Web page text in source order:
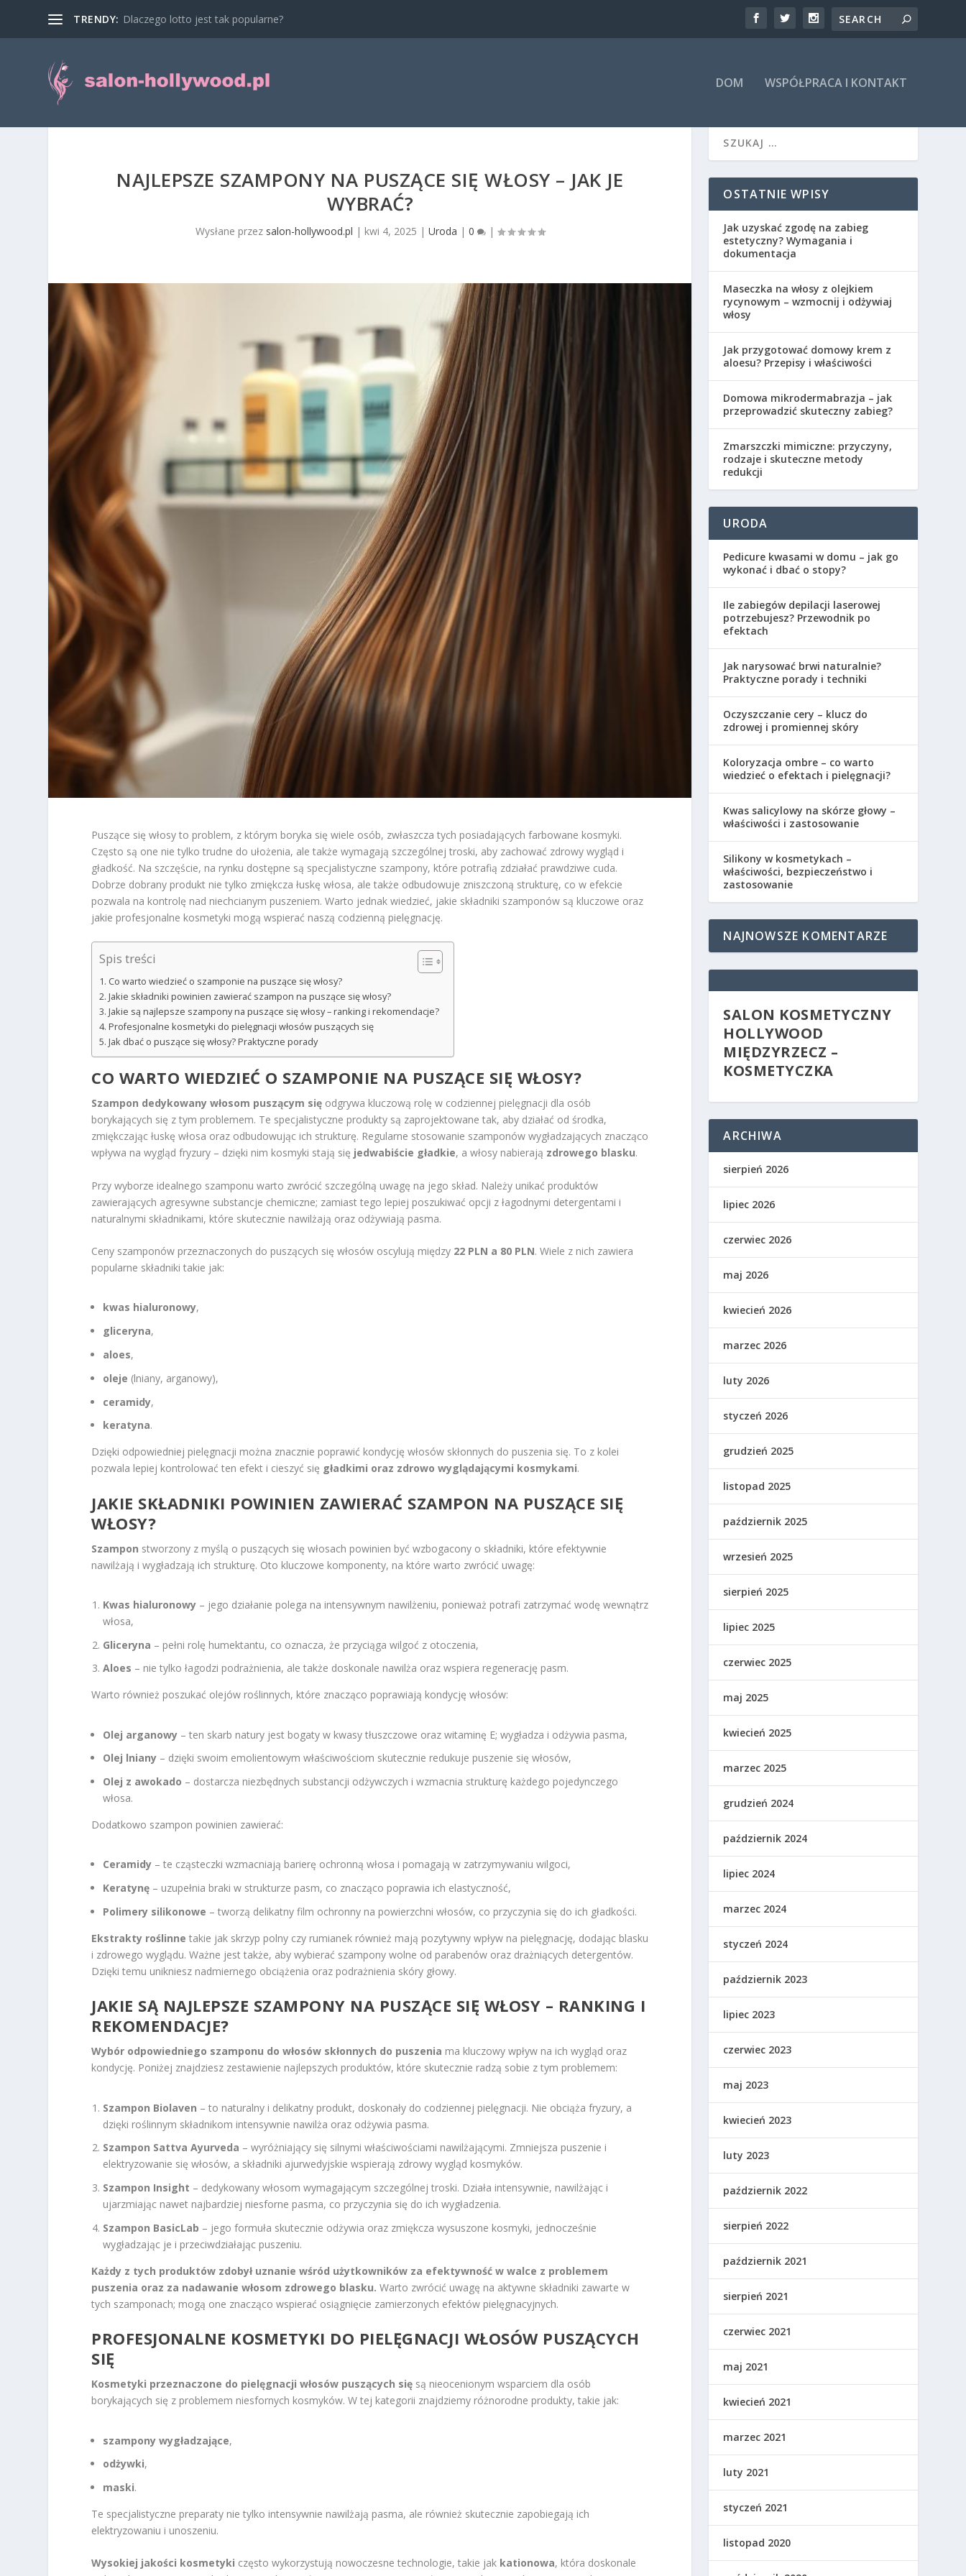
TRENDY: Dlaczego lotto jest tak popularne?
DOM WSPÓŁPRACA I KONTAKT
NAJLEPSZE SZAMPONY NA PUSZĄCE SIĘ WŁOSY – JAK JE
WYBRAĆ?
Wysłane przez salon-hollywood.pl | kwi 4, 2025 | Uroda | 0 |
Puszące się włosy to problem, z którym boryka się wiele osób, zwłaszcza tych posiadających farbowane kosmyki.
Często są one nie tylko trudne do ułożenia, ale także wymagają szczególnej troski, aby zachować zdrowy wygląd i
gładkość. Na szczęście, na rynku dostępne są specjalistyczne szampony, które potrafią zdziałać prawdziwe cuda.
Dobrze dobrany produkt nie tylko zmiękcza łuskę włosa, ale także odbudowuje zniszczoną strukturę, co w efekcie
pozwala na kontrolę nad niechcianym puszeniem. Warto jednak wiedzieć, jakie składniki szamponów są kluczowe oraz
jakie profesjonalne kosmetyki mogą wspierać naszą codzienną pielęgnację.
Spis treści
Co warto wiedzieć o szamponie na puszące się włosy?
Jakie składniki powinien zawierać szampon na puszące się włosy?
Jakie są najlepsze szampony na puszące się włosy – ranking i rekomendacje?
Profesjonalne kosmetyki do pielęgnacji włosów puszących się
Jak dbać o puszące się włosy? Praktyczne porady
CO WARTO WIEDZIEĆ O SZAMPONIE NA PUSZĄCE SIĘ WŁOSY?
Szampon dedykowany włosom puszącym się odgrywa kluczową rolę w codziennej pielęgnacji dla osób
borykających się z tym problemem. Te specjalistyczne produkty są zaprojektowane tak, aby działać od środka,
zmiękczając łuskę włosa oraz odbudowując ich strukturę. Regularne stosowanie szamponów wygładzających znacząco
wpływa na wygląd fryzury – dzięki nim kosmyki stają się jedwabiście gładkie, a włosy nabierają zdrowego blasku.
Przy wyborze idealnego szamponu warto zwrócić szczególną uwagę na jego skład. Należy unikać produktów
zawierających agresywne substancje chemiczne; zamiast tego lepiej poszukiwać opcji z łagodnymi detergentami i
naturalnymi składnikami, które skutecznie nawilżają oraz odżywiają pasma.
Ceny szamponów przeznaczonych do puszących się włosów oscylują między 22 PLN a 80 PLN. Wiele z nich zawiera
popularne składniki takie jak:
kwas hialuronowy,
gliceryna,
aloes,
oleje (lniany, arganowy),
ceramidy,
keratyna.
Dzięki odpowiedniej pielęgnacji można znacznie poprawić kondycję włosów skłonnych do puszenia się. To z kolei
pozwala lepiej kontrolować ten efekt i cieszyć się gładkimi oraz zdrowo wyglądającymi kosmykami.
JAKIE SKŁADNIKI POWINIEN ZAWIERAĆ SZAMPON NA PUSZĄCE SIĘ
WŁOSY?
Szampon stworzony z myślą o puszących się włosach powinien być wzbogacony o składniki, które efektywnie
nawilżają i wygładzają ich strukturę. Oto kluczowe komponenty, na które warto zwrócić uwagę:
Kwas hialuronowy – jego działanie polega na intensywnym nawilżeniu, ponieważ potrafi zatrzymać wodę wewnątrz
włosa,
Gliceryna – pełni rolę humektantu, co oznacza, że przyciąga wilgoć z otoczenia,
Aloes – nie tylko łagodzi podrażnienia, ale także doskonale nawilża oraz wspiera regenerację pasm.
Warto również poszukać olejów roślinnych, które znacząco poprawiają kondycję włosów:
Olej arganowy – ten skarb natury jest bogaty w kwasy tłuszczowe oraz witaminę E; wygładza i odżywia pasma,
Olej lniany – dzięki swoim emolientowym właściwościom skutecznie redukuje puszenie się włosów,
Olej z awokado – dostarcza niezbędnych substancji odżywczych i wzmacnia strukturę każdego pojedynczego
włosa.
Dodatkowo szampon powinien zawierać:
Ceramidy – te cząsteczki wzmacniają barierę ochronną włosa i pomagają w zatrzymywaniu wilgoci,
Keratynę – uzupełnia braki w strukturze pasm, co znacząco poprawia ich elastyczność,
Polimery silikonowe – tworzą delikatny film ochronny na powierzchni włosów, co przyczynia się do ich gładkości.
Ekstrakty roślinne takie jak skrzyp polny czy rumianek również mają pozytywny wpływ na pielęgnację, dodając blasku
i zdrowego wyglądu. Ważne jest także, aby wybierać szampony wolne od parabenów oraz drażniących detergentów.
Dzięki temu unikniesz nadmiernego obciążenia oraz podrażnienia skóry głowy.
JAKIE SĄ NAJLEPSZE SZAMPONY NA PUSZĄCE SIĘ WŁOSY – RANKING I
REKOMENDACJE?
Wybór odpowiedniego szamponu do włosów skłonnych do puszenia ma kluczowy wpływ na ich wygląd oraz
kondycję. Poniżej znajdziesz zestawienie najlepszych produktów, które skutecznie radzą sobie z tym problemem:
Szampon Biolaven – to naturalny i delikatny produkt, doskonały do codziennej pielęgnacji. Nie obciąża fryzury, a
dzięki roślinnym składnikom intensywnie nawilża oraz odżywia pasma.
Szampon Sattva Ayurveda – wyróżniający się silnymi właściwościami nawilżającymi. Zmniejsza puszenie i
elektryzowanie się włosów, a składniki ajurwedyjskie wspierają zdrowy wygląd kosmyków.
Szampon Insight – dedykowany włosom wymagającym szczególnej troski. Działa intensywnie, nawilżając i
ujarzmiając nawet najbardziej niesforne pasma, co przyczynia się do ich wygładzenia.
Szampon BasicLab – jego formuła skutecznie odżywia oraz zmiękcza wysuszone kosmyki, jednocześnie
wygładzając je i przeciwdziałając puszeniu.
Każdy z tych produktów zdobył uznanie wśród użytkowników za efektywność w walce z problemem
puszenia oraz za nadawanie włosom zdrowego blasku. Warto zwrócić uwagę na aktywne składniki zawarte w
tych szamponach; mogą one znacząco wspierać osiągnięcie zamierzonych efektów pielęgnacyjnych.
PROFESJONALNE KOSMETYKI DO PIELĘGNACJI WŁOSÓWPUSZĄCYCH
SIĘ
Kosmetyki przeznaczone do pielęgnacji włosów puszących się są nieocenionym wsparciem dla osób
borykających się z problemem niesfornych kosmyków. W tej kategorii znajdziemy różnorodne produkty, takie jak:
szampony wygładzające,
odżywki,
maski.
Te specjalistyczne preparaty nie tylko intensywnie nawilżają pasma, ale również skutecznie zapobiegają ich
elektryzowaniu i unoszeniu.
Wysokiej jakości kosmetyki często wykorzystują nowoczesne technologie, takie jak kationowa, która doskonale
OSTATNIE WPISY
Jak uzyskać zgodę na zabieg
estetyczny? Wymagania i
dokumentacja
Maseczka na włosy z olejkiem
rycynowym – wzmocnij i odżywiaj
włosy
Jak przygotować domowy krem z
aloesu? Przepisy i właściwości
Domowa mikrodermabrazja – jak
przeprowadzić skuteczny zabieg?
Zmarszczki mimiczne: przyczyny,
rodzaje i skuteczne metody
redukcji
URODA
Pedicure kwasami w domu – jak go
wykonać i dbać o stopy?
Ile zabiegów depilacji laserowej
potrzebujesz? Przewodnik po
efektach
Jak narysować brwi naturalnie?
Praktyczne porady i techniki
Oczyszczanie cery – klucz do
zdrowej i promiennej skóry
Koloryzacja ombre – co warto
wiedzieć o efektach i pielęgnacji?
Kwas salicylowy na skórze głowy –
właściwości i zastosowanie
Silikony w kosmetykach –
właściwości, bezpieczeństwo i
zastosowanie
NAJNOWSZE KOMENTARZE
SALON KOSMETYCZNY
HOLLYWOOD
MIĘDZYRZECZ –
KOSMETYCZKA
ARCHIWA
sierpień 2026
lipiec 2026
czerwiec 2026
maj 2026
kwiecień 2026
marzec 2026
luty 2026
styczeń 2026
grudzień 2025
listopad 2025
październik 2025
wrzesień 2025
sierpień 2025
lipiec 2025
czerwiec 2025
maj 2025
kwiecień 2025
marzec 2025
grudzień 2024
październik 2024
lipiec 2024
marzec 2024
styczeń 2024
październik 2023
lipiec 2023
czerwiec 2023
maj 2023
kwiecień 2023
luty 2023
październik 2022
sierpień 2022
październik 2021
sierpień 2021
czerwiec 2021
maj 2021
kwiecień 2021
marzec 2021
luty 2021
styczeń 2021
listopad 2020